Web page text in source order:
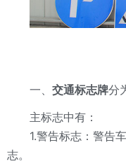
一、 交通标志牌分
主标志中有：
1.警告标志：警告车
志。